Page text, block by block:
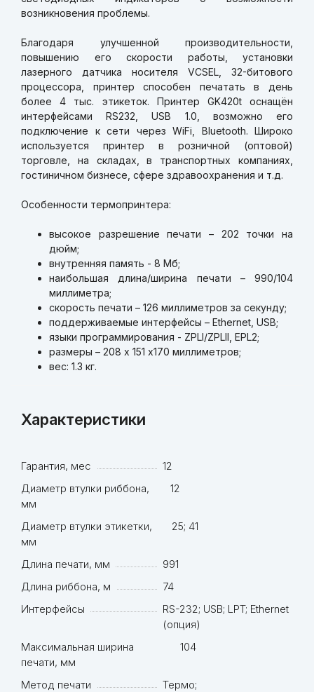
возникновения проблемы.
Благодаря улучшенной производительности,
повышению его скорости работы, установки
лазерного датчика носителя VCSEL , 32-битового
процессора, принтер способен печатать в день
более 4 тыс. этикеток. Принтер GK420tоснащён
интерфейсамиRS232,USB 1.0, возможно его
подключение к сети через WiFi, Bluetooth. Широко
используется принтер в розничной (оптовой)
торговле, на складах, в транспортных компаниях,
гостиничном бизнесе, сфере здравоохранения и т.д.
Особенности термопринтера:
высокое разрешение печати – 202 точки на
дюйм;
внутренняя память - 8 Мб;
наибольшая длина/ширина печати – 990/104
миллиметра;
скорость печати – 126 миллиметров за секунду;
поддерживаемые интерфейсы – Ethernet, USB;
языки программирования - ZPLI/ZPLII, EPL2;
размеры – 208 x 151 x170 миллиметров;
вес: 1.3 кг.
Характеристики
Гарантия, мес
12
Диаметр втулки риббона,
мм
12
Диаметр втулки этикетки,
мм
25; 41
Длина печати, мм
991
Длина риббона, м
74
Интерфейсы
RS-232; USB; LPT; Ethernet
(опция)
Максимальная ширина
печати, мм
104
Метод печати
Термо;